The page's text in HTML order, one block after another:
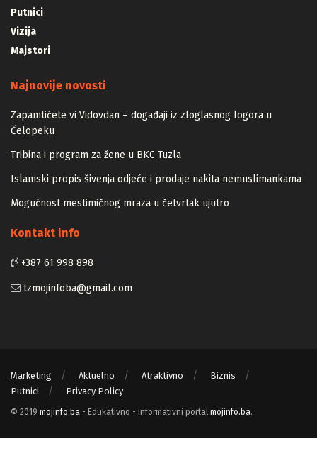
Putnici
Vizija
Majstori
Najnovije novosti
Zapamtićete vi Vidovdan – događaji iz zloglasnog logora u
Čelopeku
Tribina i program za žene u BKC Tuzla
Islamski propis šivenja odjeće i prodaje nakita nemuslimankama
Mogućnost mestimičnog mraza u četvrtak ujutro
Kontakt info
+387 61 998 898
tzmojinfoba@gmail.com
Marketing Aktuelno Atraktivno
Biznis
Putnici
Privacy Policy
© 2019 mojinfo.ba - Edukativno - informativni portal mojinfo.ba.